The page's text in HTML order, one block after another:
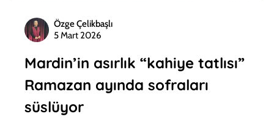
Özge Çelikbaşlı
5 Mart 2026
Mardin’in asırlık “kahiye tatlısı”
Ramazan ayında sofraları
süslüyor